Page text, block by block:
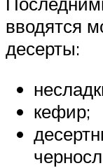
вводятся
десерты:
кефир;